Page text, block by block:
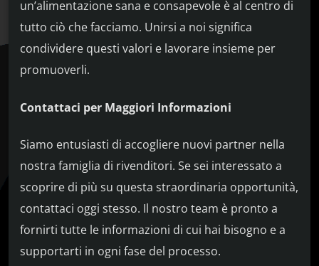
un’alimentazione sana e consapevole è al centro di
tutto ciò che facciamo. Unirsi a noi significa
condividere questi valori e lavorare insieme per
promuoverli.
Contattaci per Maggiori Informazioni
Siamo entusiasti di accogliere nuovi partner nella
nostra famiglia di rivenditori. Se sei interessato a
scoprire di più su questa straordinaria opportunità,
contattaci oggi stesso. Il nostro team è pronto a
fornirti tutte le informazioni di cui hai bisogno e a
supportarti in ogni fase del processo.